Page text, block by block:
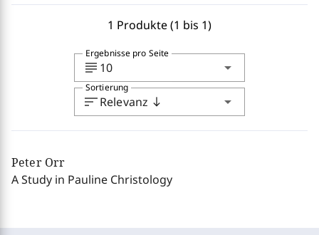
1 Produkte (1 bis 1)
subject 10 arrow_drop_down
Ergebnisse pro Seite
sortRelevanz south arrow_drop_down
Sortierung
Peter Orr
A Study in Pauline Christology